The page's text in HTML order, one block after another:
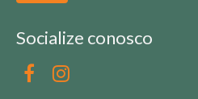
Socialize conosco